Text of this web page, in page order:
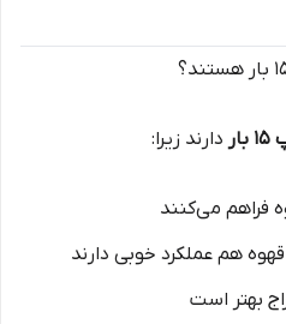
دارند زیرا:
فراهم می‌کنند
هم عملکرد خوبی دارند
بهتر است